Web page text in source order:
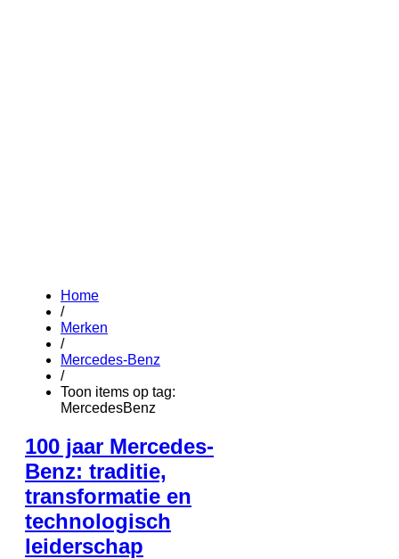
Home
/
Merken
/
Mercedes-Benz
/
Toon items op tag:
MercedesBenz
100 jaar Mercedes-
Benz: traditie,
transformatie en
technologisch
leiderschap